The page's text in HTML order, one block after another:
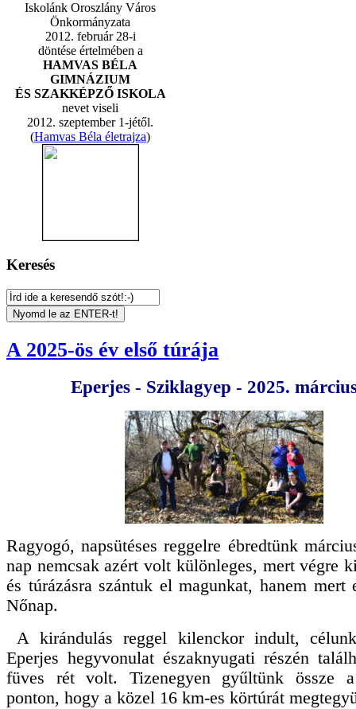
Iskolánk Oroszlány Város
Önkormányzata
2012. február 28-i
döntése értelmében a
HAMVAS BÉLA
GIMNÁZIUM
ÉS SZAKKÉPZŐ ISKOLA
nevet viseli
2012. szeptember 1-jétől.
(Hamvas Béla életrajza)
Keresés
A 2025-ös év első túrája
Eperjes - Sziklagyep - 2025.
Ragyogó, napsütéses reggelre ébredtünk
nap nemcsak azért volt különleges, mert végre
és túrázásra szántuk el magunkat, hanem
Nőnap.
A kirándulás reggel kilenckor indult,
Eperjes hegyvonulat északnyugati részén
füves rét volt. Tizenegyen gyűltünk össze
ponton, hogy a közel 16 km-es körtúrát